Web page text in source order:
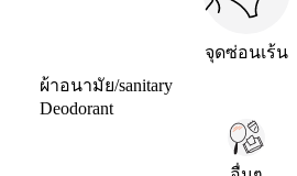
จุดซ่อนเร้น
ผ้าอนามัย/sanitary
Deodorant